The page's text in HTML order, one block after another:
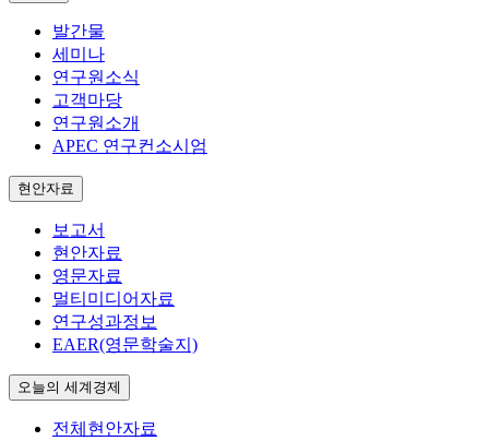
발간물
세미나
연구원소식
고객마당
연구원소개
APEC 연구컨소시엄
현안자료
보고서
현안자료
영문자료
멀티미디어자료
연구성과정보
EAER(영문학술지)
오늘의 세계경제
전체현안자료